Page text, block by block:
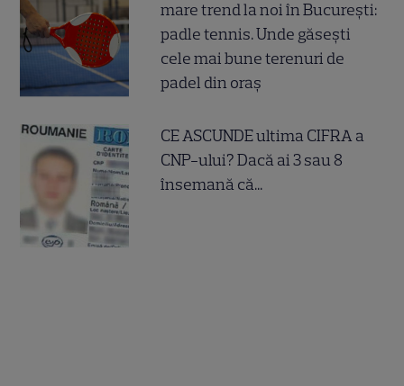
mare trend la noi în București:
padle tennis. Unde găsești
cele mai bune terenuri de
padel din oraș
CE ASCUNDE ultima CIFRA a
CNP-ului? Dacă ai 3 sau 8
însemană că...